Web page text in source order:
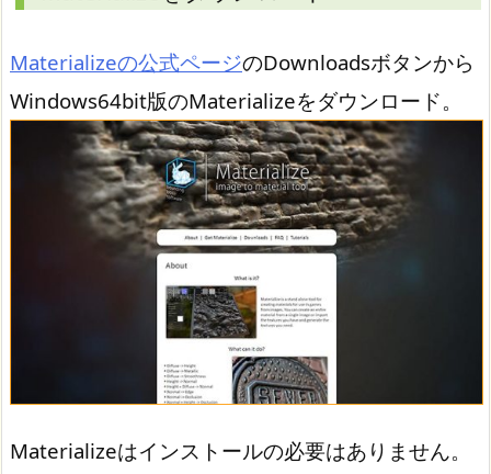
Materializeの公式ページのDownloadsボタンから
Windows64bit版のMaterializeをダウンロード。
Materializeはインストールの必要はありません。